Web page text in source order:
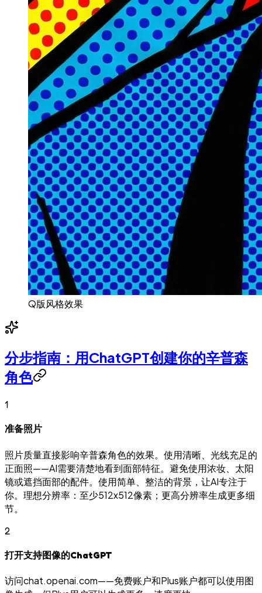
Q版风格效果
分步指南：用ChatGPT创建你的辛普森
角色
1
准备照片
照片质量直接影响辛普森角色的效果。使用清晰、光线充足的
正面照——AI需要清楚地看到面部特征。避免使用浓妆、太阳
镜或遮挡面部的配件。使用简单、整洁的背景，让AI专注于
你。理想分辨率：至少512x512像素；更高分辨率生成更多细
节。
2
打开支持图像的ChatGPT
访问chat.openai.com——免费账户和Plus账户都可以使用图